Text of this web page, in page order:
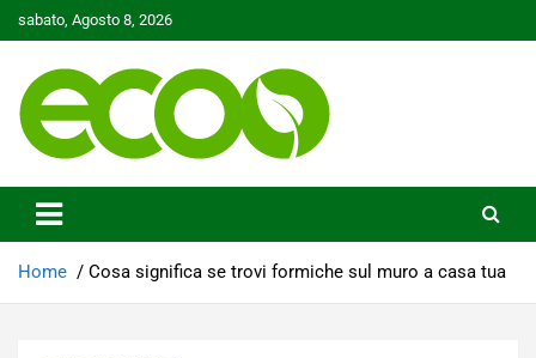
to
sabato, Agosto 8, 2026
Ecoo.it
Home Cosa significa se trovi formiche sul muro a casa tua